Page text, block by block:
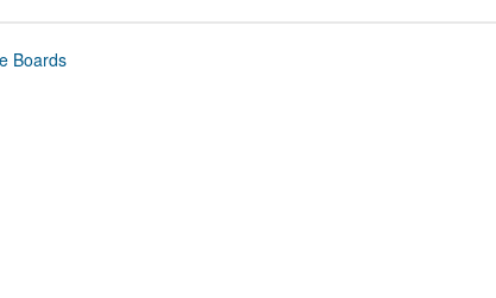
Boards